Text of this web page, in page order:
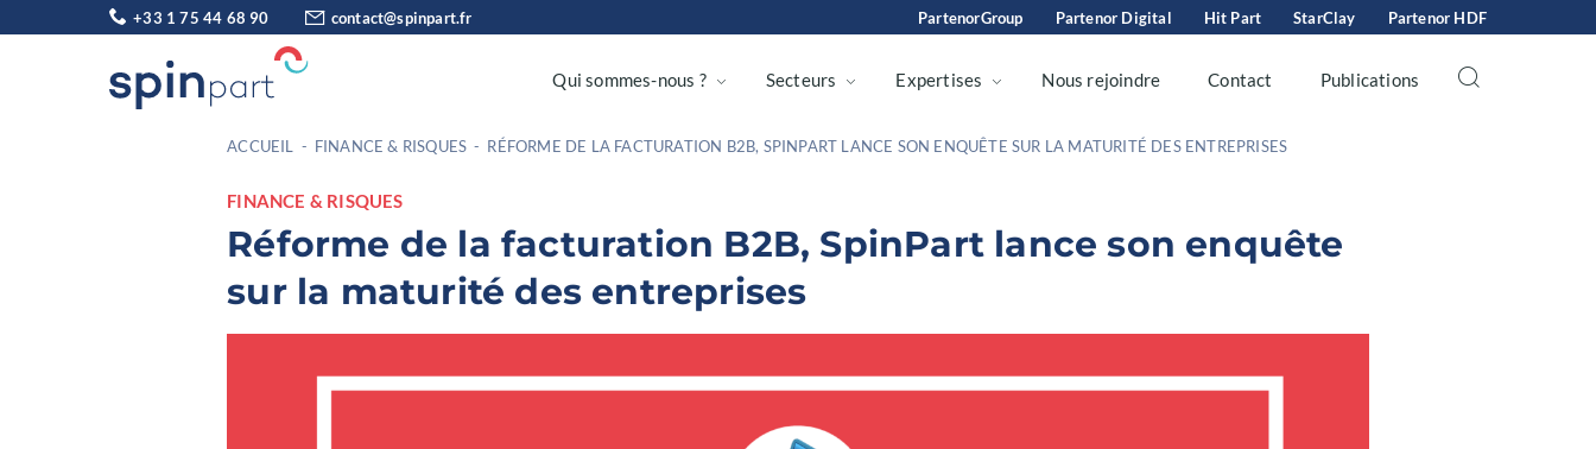
+33 1 75 44 68 90 contact@spinpart.fr PartenorGroup Partenor Digital Hit Part StarClay Partenor HDF
Qui sommes-nous ? Secteurs Expertises Nous rejoindre Contact Publications
ACCUEIL - FINANCE & RISQUES - RÉFORME DE LA FACTURATION B2B, SPINPART LANCE SON ENQUÊTE SUR LA MATURITÉ DES ENTREPRISES
FINANCE & RISQUES
Réforme de la facturation B2B, SpinPart lance son enquête
sur la maturité des entreprises